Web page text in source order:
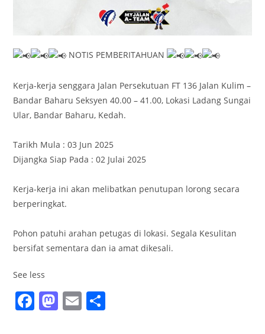
NOTIS PEMBERITAHUAN
Kerja-kerja senggara Jalan Persekutuan FT 136 Jalan Kulim –
Bandar Baharu Seksyen 40.00 – 41.00, Lokasi Ladang Sungai
Ular, Bandar Baharu, Kedah.
Tarikh Mula : 03 Jun 2025
Dijangka Siap Pada : 02 Julai 2025
Kerja-kerja ini akan melibatkan penutupan lorong secara
berperingkat.
Pohon patuhi arahan petugas di lokasi. Segala Kesulitan
bersifat sementara dan ia amat dikesali.
See less
F M E